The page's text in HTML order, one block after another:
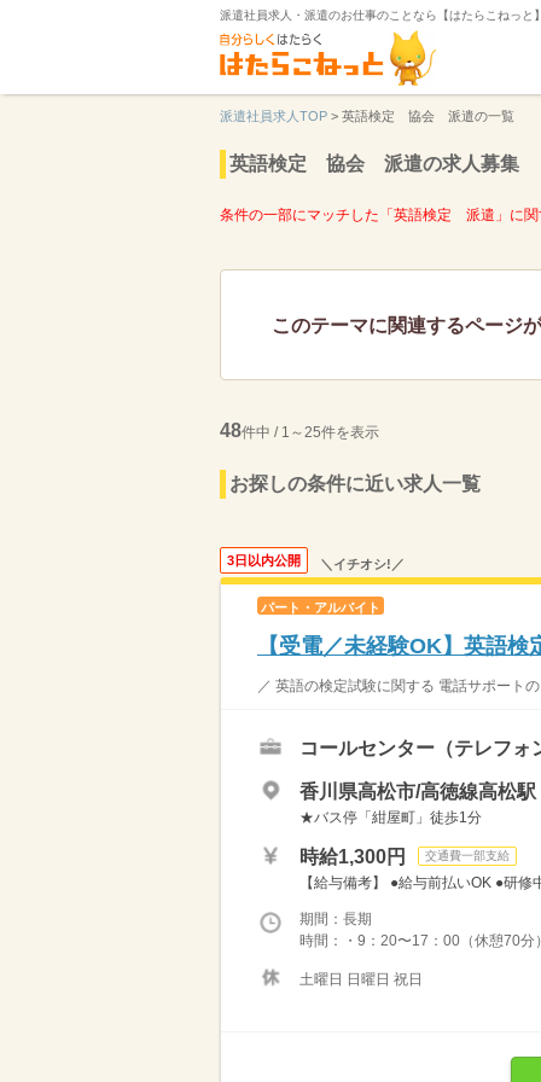
派遣社員求人・派遣のお仕事のことなら【はたらこねっと
派遣社員求人TOP > 英語検定 協会 派遣の一覧
英語検定 協会 派遣の求人募集
条件の一部にマッチした「英語検定 派遣」に
このテーマに関連するページ
48件中 / 1～25件を表示
お探しの条件に近い求人一覧
3日以内公開 ＼イチオシ!／
パート・アルバイト
【受電／未経験OK】英語
／ 英語の検定試験に関する 電話サポート
コールセンター（テレフォ
香川県高松市/高徳線高松
★バス停「紺屋町」徒歩1分
時給1,300円 交通費一部支給
【給与備考】 ●給与前払いOK ●研
期間：長期
時間：・9：20〜17：00（休憩70
土曜日 日曜日 祝日